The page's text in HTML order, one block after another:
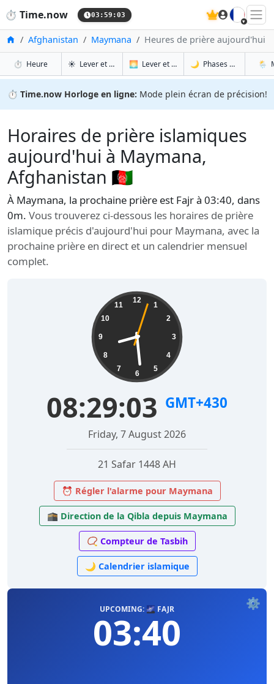
⏱️ Time.now 03:59:04 🇫🇷
Accueil
Afghanistan Maymana Heures de prière aujourd'hui
⏱️ Heureà Maymana
☀️ Lever et coucher du soleil à Maymana
🌅 Lever et coucher du soleil demain à
🌙 Phases de la Lune à
🌦️
⏱️ Time.now Horloge en ligne: Mode plein écran de précision!
Horaires de prière islamiques
aujourd'hui à Maymana,
Afghanistan 🇦🇫
À Maymana, la prochaine prière est Fajr à 03:40, dans
0m. Vous trouverez ci-dessous les horaires de prière
islamique précis d'aujourd'hui pour Maymana, avec la
prochaine prière en direct et un calendrier mensuel
complet.
12
1
2
3
4
5
6
7
8
9
10
11
08:29:04 GMT+430
Friday, 7 August 2026
21 Safar 1448 AH
⏰ Régler l'alarme pour Maymana
🕋 Direction de la Qibla depuis Maymana
📿 Compteur de Tasbih
🌙 Calendrier islamique
⚙️
UPCOMING: 🌌 FAJR
03:40